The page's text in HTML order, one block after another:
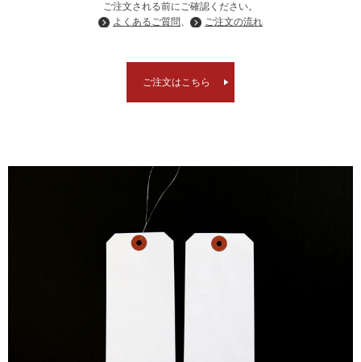
ご注文される前にご確認ください。
よくあるご質問、 ご注文の流れ
ご注文はこちら